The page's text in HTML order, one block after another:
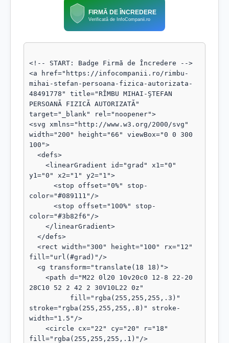
FIRMĂ DE ÎNCREDERE
Verificată de InfoCompanii.ro
<!-- START: Badge Firmă de Încredere -->
<a href="https://infocompanii.ro/rimbu-
mihai-stefan-persoana-fizica-autorizata-
48491778" title="RÎMBU MIHAI-ŞTEFAN
PERSOANĂ FIZICĂ AUTORIZATĂ"
target="_blank" rel="noopener">
<svg xmlns="http://www.w3.org/2000/svg"
width="200" height="66" viewBox="0 0 300
100">
y1="0" x2="1" y2="1">
color="#089111"/>
color="#3b82f6"/>
fill="url(#grad)"/>
28C10 52 2 42 2 30V10L22 0z"
stroke="rgba(255,255,255,.8)" stroke-
width="1.5"/>
fill="rgba(255,255,255,.1)"/>